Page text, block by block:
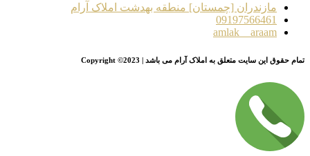
مازندران [چمستان] منطقه بهدشت املاک آرام
09197566461
amlak__araam
تمام حقوق این سایت متعلق به املاک آرام می باشد | Copyright ©2023